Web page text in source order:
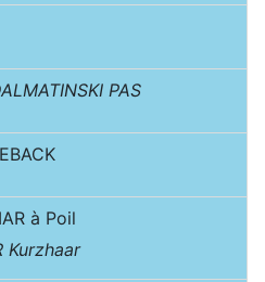
PAS
à Poil
Kurzhaar